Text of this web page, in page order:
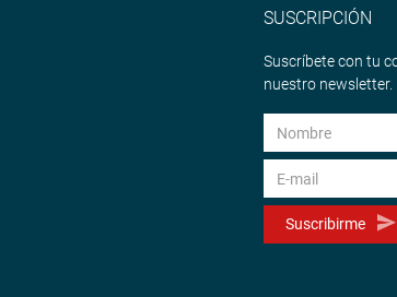
SUSCRIPCIÓN
Suscríbete con tu
nuestro newsletter.
Suscribirme